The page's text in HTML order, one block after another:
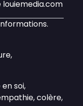
soi,
colère,